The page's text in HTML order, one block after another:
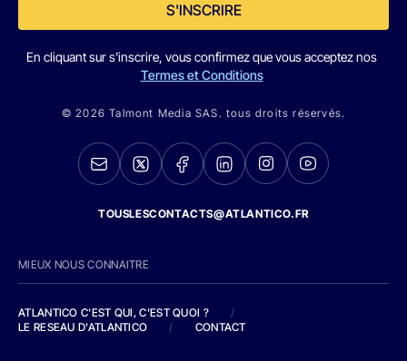
S'INSCRIRE
En cliquant sur s'inscrire, vous confirmez que vous acceptez nos
Termes et Conditions
© 2026 Talmont Media SAS. tous droits réservés.
TOUSLESCONTACTS@ATLANTICO.FR
MIEUX NOUS CONNAITRE
ATLANTICO C'EST QUI, C'EST QUOI ?
/
LE RESEAU D'ATLANTICO
/ CONTACT